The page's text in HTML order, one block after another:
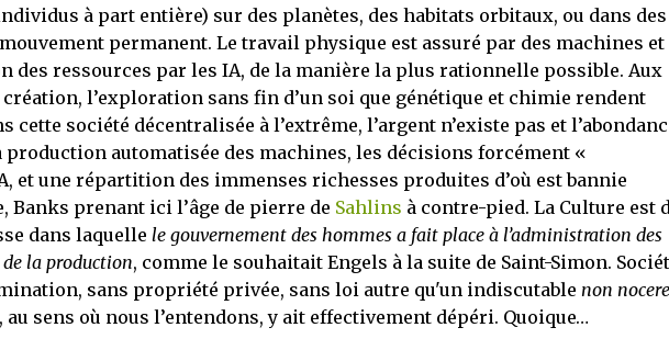
à part entière) sur des planètes, des habitats orbitaux, ou dans des
permanent. Le travail physique est assuré par des machines et
des ressources par les IA, de la manière la plus rationnelle possible. Aux
l’exploration sans fin d’un soi que génétique et chimie rendent
cette société décentralisée à l’extrême, l’argent n’existe pas et
production automatisée des machines, les décisions forcément «
et une répartition des immenses richesses produites d’où est bannie
Banks prenant ici l’âge de pierre de Sahlins à contre-pied. La Culture est
dans laquelle le gouvernement des hommes a fait place à l’administration des
la production, comme le souhaitait Engels à la suite de Saint-Simon.
sans propriété privée, sans loi autre qu'un indiscutable non nocere
au sens où nous l’entendons, y ait effectivement dépéri. Quoique…